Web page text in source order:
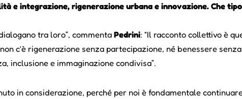
e integrazione, rigenerazione urbana e innovazione. Che
tra loro”, commentaPedrini: “Il racconto collettivo è
c’è rigenerazione senza partecipazione, né benessere
inclusione e immaginazione condivisa”.
in considerazione, perché per noi è fondamentale